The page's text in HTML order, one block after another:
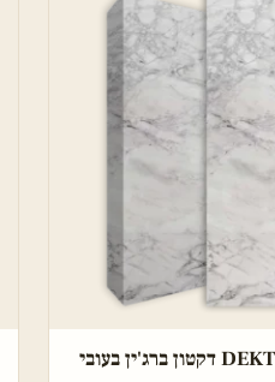
DEKTON BERGEN דקטון ברג'ין בעובי